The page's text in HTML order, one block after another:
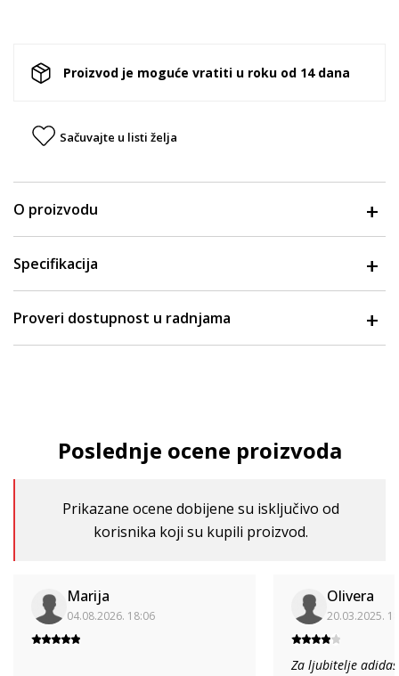
Proizvod je moguće vratiti u roku od 14 dana
Sačuvajte u listi želja
O proizvodu
Specifikacija
Proveri dostupnost u radnjama
Poslednje ocene proizvoda
Prikazane ocene dobijene su isključivo od
korisnika koji su kupili proizvod.
Marija
04.08.2026. 18:06
Olivera
20.03.2025.
Za ljubitelje